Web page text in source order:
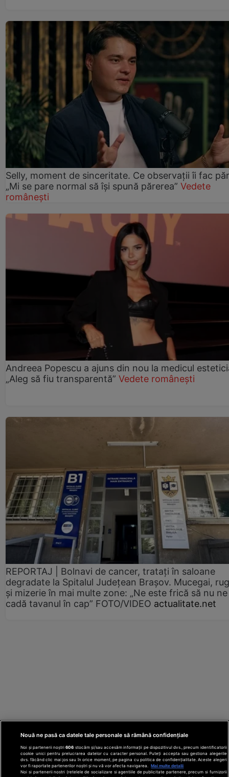
Selly, moment de sinceritate. Ce observații îi fac
„Mi se pare normal să își spună părerea” Vedete
românești
Andreea Popescu a ajuns din nou la medicul
„Aleg să fiu transparentă” Vedete românești
REPORTAJ | Bolnavi de cancer, tratați în saloane
degradate la Spitalul Județean Brașov. Mucegai,
și mizerie în mai multe zone: „Ne este frică să nu ne
cadă tavanul în cap” FOTO/VIDEO actualitate.net
Nouă ne pasă ca datele tale personale să rămână confidențiale
Noi și partenerii noștri606 stocăm și/sau accesăm informații pe dispozitivul dvs., precum identificatorii
cookie unici pentru prelucrarea datelor cu caracter personal. Puteți accepta sau gestiona alegerile
dvs. făcând clic mai jos sau în orice moment, pe pagina cu politica de confidențialitate. Aceste alegeri
vor fi raportate partenerilor noștri și nu vă vor afecta navigarea.
Mai multe detalii
Noi si partenerii nostri (retelele de socializare si agentiile de publicitate partenere, precum si furnizorii